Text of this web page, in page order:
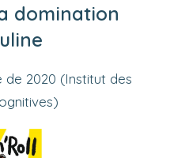
domination
2020 (Institut des